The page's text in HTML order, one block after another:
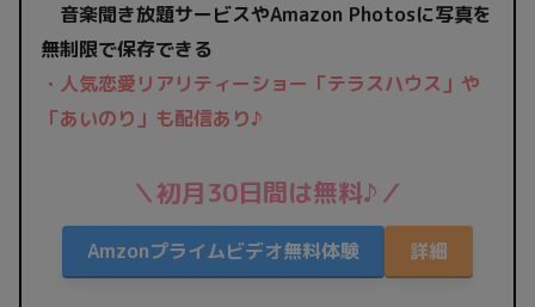
音楽聞き放題サービスやAmazon Photosに写真を
無制限で保存できる
・ 人気恋愛リアリティーショー「テラスハウス」や
「あいのり」も配信あり♪
＼初月30日間は無料♪／
Amzonプライムビデオ無料体験 詳細